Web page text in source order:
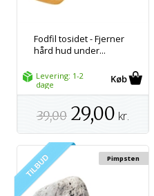
Fodfil tosidet - Fjerner
hård hud under...
Levering: 1-2
dage
39,00 29,00 kr.
Pimpsten